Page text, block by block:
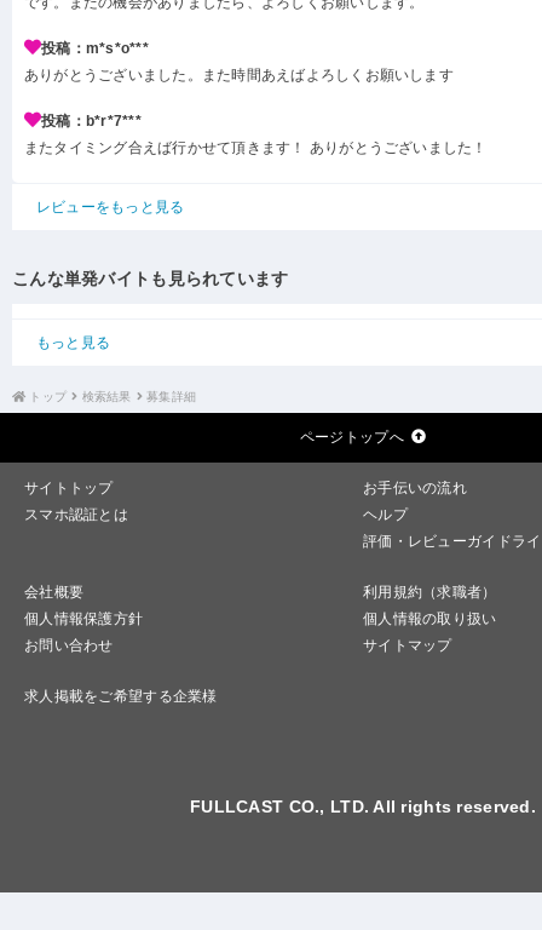
投稿：m*s*o***
ありがとうございました。また時間あえばよろしくお願いします
投稿：b*r*7***
またタイミング合えば行かせて頂きます！ ありがとうございました！
レビューをもっと見る
こんな単発バイトも見られています
もっと見る
トップ 検索結果 募集詳細
ページトップへ
サイトトップ
お手伝いの流れ
スマホ認証とは
ヘルプ
評価・レビューガイドラ
会社概要
利用規約（求職者）
個人情報保護方針
個人情報の取り扱い
お問い合わせ
サイトマップ
求人掲載をご希望する企業様
FULLCAST CO., LTD. All rights reserved.